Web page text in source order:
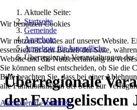
Aktuelle Seite:
Startseite
Gemeinde
Angebote
Angebote für Jugendliche
Überregionale Veranstaltungen der
Überregionale
der Evangelischen
Wir benutzen Cookies
Wir nutzen Cookies auf unserer Website.
essenziell für den Betrieb der Seite,
Website und die Nutzererfahrung zu
Sie können selbst entscheiden, ob Sie die
Bitte beachten Sie, dass bei einer
alle Funktionalitäten der Seite zur
AkzeptierenAblehnen